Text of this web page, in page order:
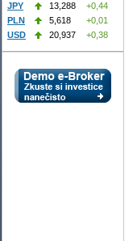
JPY
13,288
+0,44
PLN
5,618
+0,01
USD
20,937 +0,38